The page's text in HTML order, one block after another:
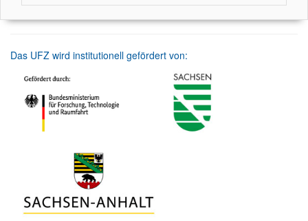
Das UFZ wird institutionell gefördert von: